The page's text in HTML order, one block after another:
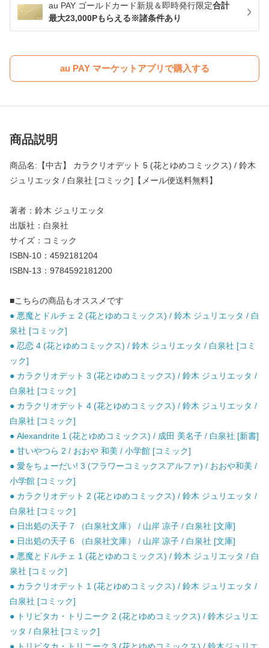
au PAY ゴールドカード新規＆即時発行限定合計
最大23,000Pもらえる※諸条件あり
au PAY マーケットアプリで購入する
商品説明
商品名:【中古】 カラクリオデット 5 (花とゆめコミックス) / 鈴木
ジュリエッタ / 白泉社 [コミック]【メール便送料無料】
著者：鈴木 ジュリエッタ
出版社：白泉社
サイズ：コミック
ISBN-10：4592181204
ISBN-13：9784592181200
■こちらの商品もオススメです
● 悪魔とドルチェ 2 (花とゆめコミックス) / 鈴木 ジュリエッタ / 白
泉社 [コミック]
● 忍恋 4 (花とゆめコミックス) / 鈴木 ジュリエッタ / 白泉社 [コミ
ック]
● カラクリオデット 3 (花とゆめコミックス) / 鈴木 ジュリエッタ /
白泉社 [コミック]
● カラクリオデット 4 (花とゆめコミックス) / 鈴木 ジュリエッタ /
白泉社 [コミック]
● Alexandrite 1 (花とゆめコミックス) / 成田 美名子 / 白泉社 [新書]
● 甘いやつら 2 / おおや 和美 / 小学館 [コミック]
● 愛をちょーだい! 3 (フラワーコミックスアルファ) / おおや和美 /
小学館 [コミック]
● カラクリオデット 2 (花とゆめコミックス) / 鈴木 ジュリエッタ /
白泉社 [コミック]
● 日出処の天子 7 （白泉社文庫） / 山岸 凉子 / 白泉社 [文庫]
● 日出処の天子 6 （白泉社文庫） / 山岸 凉子 / 白泉社 [文庫]
● 悪魔とドルチェ 1 (花とゆめコミックス) / 鈴木 ジュリエッタ / 白
泉社 [コミック]
● カラクリオデット 1 (花とゆめコミックス) / 鈴木 ジュリエッタ /
白泉社 [コミック]
● トリピタカ・トリニーク 2 (花とゆめコミックス) / 鈴木ジュリエ
ッタ / 白泉社 [コミック]